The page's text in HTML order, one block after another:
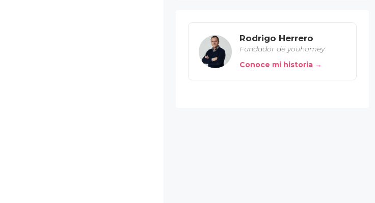
Rodrigo Herrero
Fundador de youhomey
Conoce mi historia →